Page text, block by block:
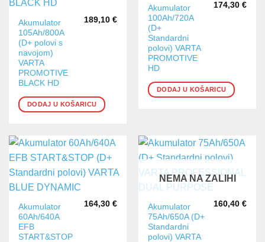
Akumulator
105Ah/800A
(D+ polovi s
navojom)
VARTA
PROMOTIVE
BLACK HD
189,10 €
DODAJ U KOŠARICU
Akumulator
100Ah/720A
(D+
Standardni
polovi) VARTA
PROMOTIVE
HD
174,30 €
DODAJ U KOŠARICU
Akumulator
60Ah/640A
EFB
START&STOP
164,30 €
NEMA NA ZALIHI
Akumulator
75Ah/650A (D+
Standardni
polovi) VARTA
160,40 €